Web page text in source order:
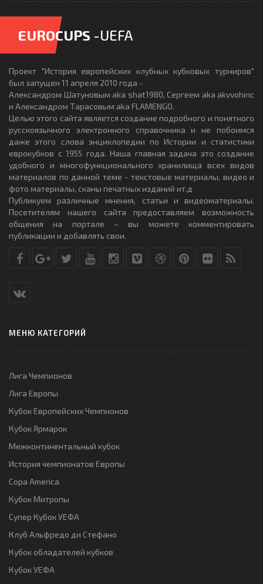
EUROCUPS -UEFA
Проект "История европейских клубных кубковых турниров"
был запущен 11 апреля 2010 года -
Александром Шатуновым aka shat1980, Сергеем aka akvvohinc
и Александром Тарасовым aka FLAMENGO.
Целью этого сайта является создание подробного и понятного
русскоязычного электронного справочника и не побоимся
даже этого слова энциклопедии по Истории и статистики
еврокубков с 1955 года. Наша главная задача это создание
удобного и многофункционального хранилища всех видов
материалов по данной теме - текстовые материалы, видео и
фото материалы, сканы печатных изданий ит.д
Публикуем различные мнения, статьи и видеоматериалы.
Посетителям нашего сайта предоставляем возможность
общения на портале – вы можете комментировать
публикации и добавлять свои.
МЕНЮ КАТЕГОРИЙ
Лига Чемпионов
Лига Европы
Кубок Европейских Чемпионов
Кубок Ярмарок
Межконтинентальный кубок
История чемпионатов Европы
Copa America
Кубок Митропы
Супер Кубок УЕФА
Клуб Альфредо ди Стефано
Кубок обладателей кубков
Кубок УЕФА